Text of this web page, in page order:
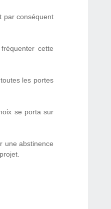
par conséquent
cette
les portes
se porta sur
une abstinence